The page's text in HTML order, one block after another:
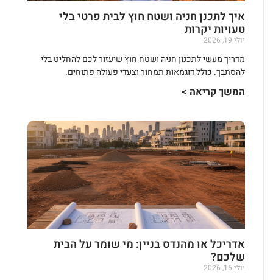
איך לתכנן חניה ושטח חוץ לבית פרטי בלי
טעויות יקרות
יולי 19, 2026
מדריך מעשי לתכנון חניה ושטח חוץ שיעזור לכם להחליט בלי
להסתבך. כולל דוגמאות תמחור וצעדי פעולה פתוחים.
המשך קריאה >
אדריכל או מהנדס בניין: מי שומר על הבית
שלכם?
יולי 16, 2026